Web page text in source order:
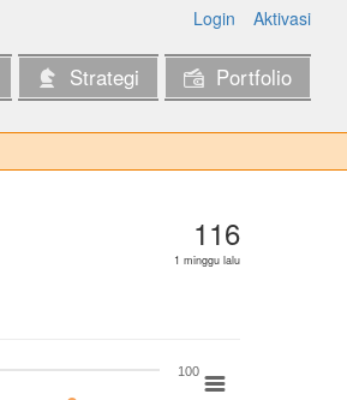
Login Aktivasi
Strategi Portfolio
116
1 minggu lalu
100